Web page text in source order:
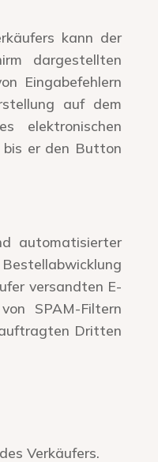
kann der
dargestellten
Eingabefehlern
auf dem
elektronischen
bis er den Button
automatisierter
versandten E-
SPAM-Filtern
Dritten
Verkäufers.